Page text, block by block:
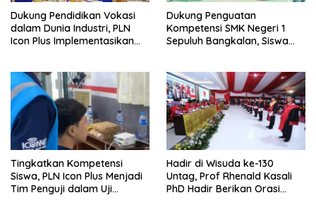
Dukung Pendidikan Vokasi
dalam Dunia Industri, PLN
Icon Plus Implementasikan
Dukung Penguatan
Kompetensi SMK Negeri 1
Sepuluh Bangkalan, Siswa
Komputer dan Jaringan
Tingkatkan Kompetensi
Siswa, PLN Icon Plus Menjadi
Tim Penguji dalam Uji
Hadir di Wisuda ke-130
Untag, Prof Rhenald Kasali
PhD Hadir Berikan Orasi